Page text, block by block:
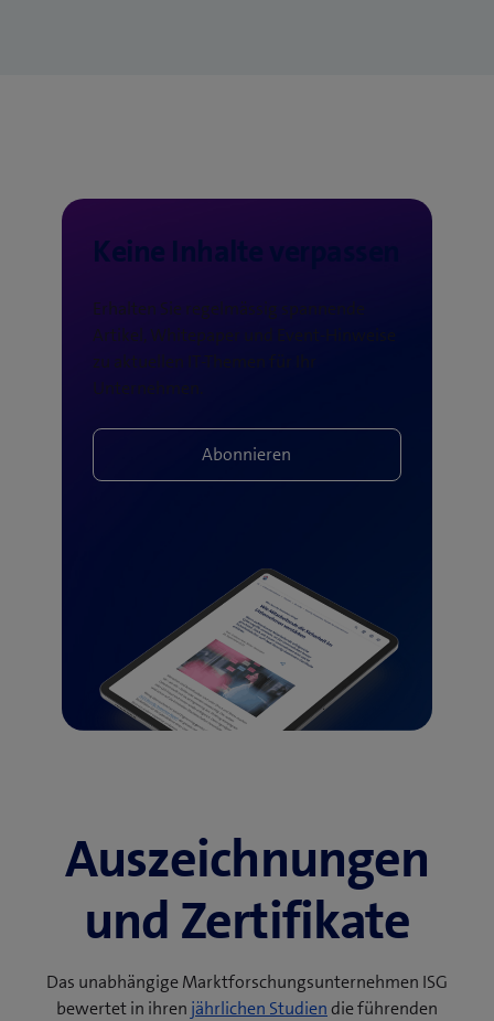
Keine Inhalte verpassen
Erhalten Sie regelmässig spannende
Artikel, Whitepaper und Event-Hinweise
zu aktuellen IT-Themen für Ihr
Unternehmen.
Abonnieren
Auszeich­nungen
und Zertifikate
Das unabhängige Marktforschungsunternehmen ISG
bewertet in ihren jährlichen Studiendie führenden